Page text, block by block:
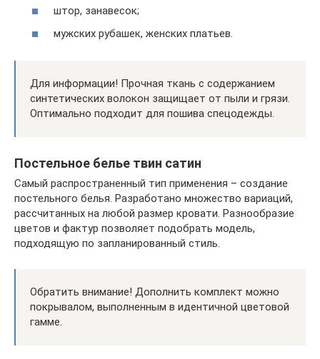
штор, занавесок;
мужских рубашек, женских платьев.
Для информации! Прочная ткань с содержанием
синтетических волокон защищает от пыли и грязи.
Оптимально подходит для пошива спецодежды.
Постельное белье твин сатин
Самый распространенный тип применения – создание
постельного белья. Разработано множество вариаций,
рассчитанных на любой размер кровати. Разнообразие
цветов и фактур позволяет подобрать модель,
подходящую по запланированный стиль.
Обратить внимание! Дополнить комплект можно
покрывалом, выполненным в идентичной цветовой
гамме.